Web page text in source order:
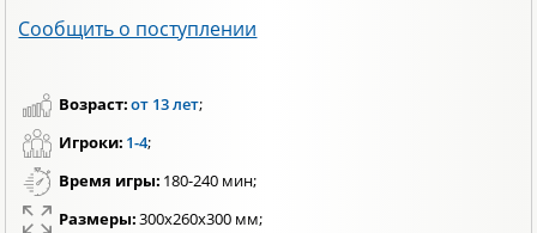
Сообщить о поступлении
Возраст:от 13 лет;
Игроки: 1-4;
Время игры: 180-240 мин;
Размеры:300х260х300 мм;